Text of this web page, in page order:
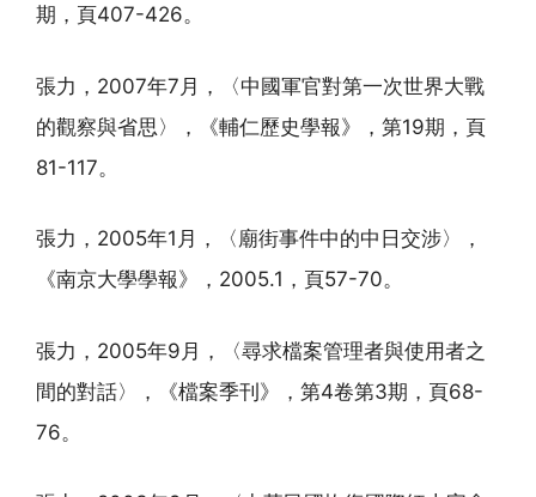
期，頁407-426。
張力，2007年7月，〈中國軍官對第一次世界大戰
的觀察與省思〉，《輔仁歷史學報》，第19期，頁
81-117。
張力，2005年1月，〈廟街事件中的中日交涉〉，
《南京大學學報》，2005.1，頁57-70。
張力，2005年9月，〈尋求檔案管理者與使用者之
間的對話〉，《檔案季刊》，第4卷第3期，頁68-
76。